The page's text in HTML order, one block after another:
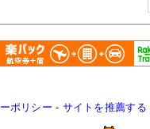
ポリシー - サイトを推薦する